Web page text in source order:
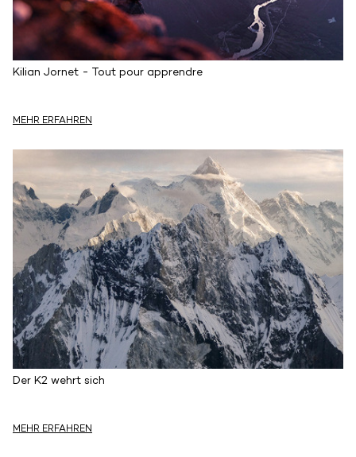
Kilian Jornet - Tout pour apprendre
MEHR ERFAHREN
Der K2 wehrt sich
MEHR ERFAHREN